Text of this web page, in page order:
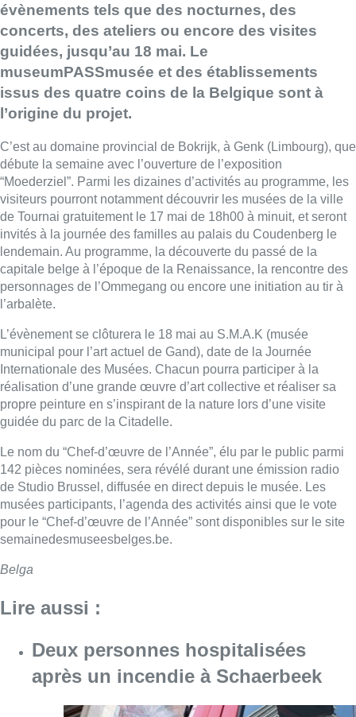
évènements tels que des nocturnes, des
concerts, des ateliers ou encore des visites
guidées, jusqu’au 18 mai. Le
museumPASSmusée et des établissements
issus des quatre coins de la Belgique sont à
l’origine du projet.
C’est au domaine provincial de Bokrijk, à Genk (Limbourg), que
débute la semaine avec l’ouverture de l’exposition
“Moederziel”. Parmi les dizaines d’activités au programme, les
visiteurs pourront notamment découvrir les musées de la ville
de Tournai gratuitement le 17 mai de 18h00 à minuit, et seront
invités à la journée des familles au palais du Coudenberg le
lendemain. Au programme, la découverte du passé de la
capitale belge à l’époque de la Renaissance, la rencontre des
personnages de l’Ommegang ou encore une initiation au tir à
l’arbalète.
L’évènement se clôturera le 18 mai au S.M.A.K (musée
municipal pour l’art actuel de Gand), date de la Journée
Internationale des Musées. Chacun pourra participer à la
réalisation d’une grande œuvre d’art collective et réaliser sa
propre peinture en s’inspirant de la nature lors d’une visite
guidée du parc de la Citadelle.
Le nom du “Chef-d’œuvre de l’Année”, élu par le public parmi
142 pièces nominées, sera révélé durant une émission radio
de Studio Brussel, diffusée en direct depuis le musée. Les
musées participants, l’agenda des activités ainsi que le vote
pour le “Chef-d’œuvre de l’Année” sont disponibles sur le site
semainedesmuseesbelges.be.
Belga
Lire aussi :
Deux personnes hospitalisées
après un incendie à Schaerbeek